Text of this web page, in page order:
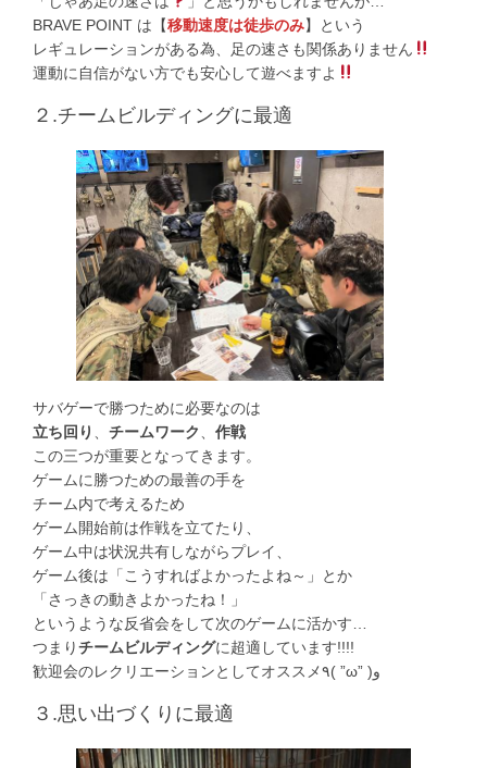
BRAVE POINT は【移動速度は徒歩のみ】という
レギュレーションがある為、足の速さも関係ありません
運動に自信がない方でも安心して遊べますよ
２.チームビルディングに最適
サバゲーで勝つために必要なのは
立ち回り
、チームワーク 、作戦
この三つが重要となってきます。
ゲームに勝つための最善の手を
チーム内で考えるため
ゲーム開始前は作戦を立てたり、
ゲーム中は状況共有しながらプレイ、
ゲーム後は「こうすればよかったよね～」とか
「さっきの動きよかったね！」
というような反省会をして次のゲームに活かす…
つまりチームビルディングに超適しています!!!!
歓迎会のレクリエーションとしてオススメ٩( ”ω” )و
３.思い出づくりに最適